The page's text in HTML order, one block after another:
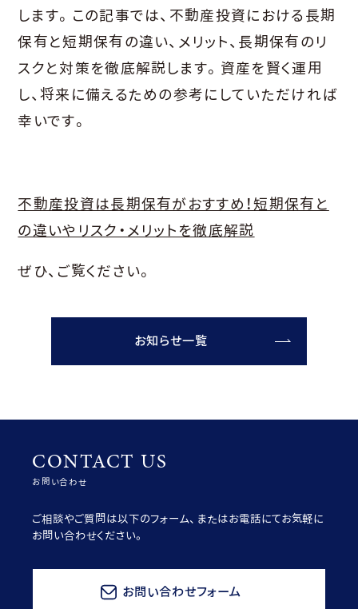
します。この記事では、不動産投資における長期
保有と短期保有の違い、メリット、長期保有のリ
スクと対策を徹底解説します。資産を賢く運用
し、将来に備えるための参考にしていただければ
幸いです。
不動産投資は長期保有がおすすめ！短期保有と
の違いやリスク・メリットを徹底解説
ぜひ、ご覧ください。
お知らせ一覧
CONTACT US
お問い合わせ
ご相談やご質問は以下のフォーム、またはお電話にてお気軽に
お問い合わせください。
お問い合わせフォーム